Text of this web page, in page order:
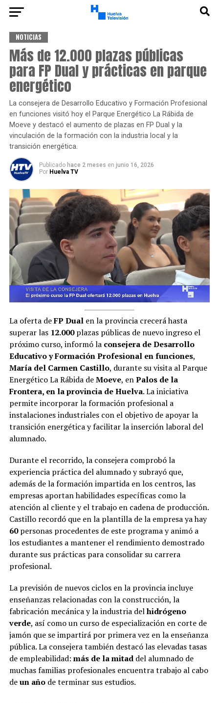
NOTICIAS
Más de 12.000 plazas públicas
para FP Dual y prácticas en parque
energético
La consejera de Desarrollo Educativo y Formación Profesional
en funciones visitó hoy el Parque Energético La Rábida de
Moeve y destacó el aumento de plazas en FP Dual y la
vinculación de la formación con la industria local y la
transición energética.
Publicado hace 2 meses en junio 16, 2026
Por Huelva TV
La oferta deFP Dualen la provincia crecerá hasta
superar las 12.000plazas públicas de nuevo ingreso el
próximo curso, informó la consejera de Desarrollo
Educativo y Formación Profesional en funciones,
María del Carmen Castillo, durante su visita al Parque
Energético La Rábida deMoeve, enPalos de la
Frontera, en la provincia de Huelva. La iniciativa
permite incorporar la formación profesional a
instalaciones industriales con el objetivo de apoyar la
transición energética y facilitar la inserción laboral del
alumnado.
Durante el recorrido, la consejera comprobó la
experiencia práctica del alumnado y subrayó que,
además de la formación impartida en los centros, las
empresas aportan habilidades específicas como la
atención al cliente y el trabajo en cadena de producción.
Castillo recordó que en la plantilla de la empresa ya hay
60personas procedentes de este programa y animó a
los estudiantes a mantener el rendimiento demostrado
durante sus prácticas para consolidar su carrera
profesional.
La previsión de nuevos ciclos en la provincia incluye
enseñanzas relacionadas con la construcción, la
fabricación mecánica y la industria delhidrógeno
verde, así como un curso de especialización en corte de
jamón que se impartirá por primera vez en la enseñanza
pública. La consejera también destacó las elevadas tasas
de empleabilidad: más de la mitaddel alumnado de
muchas familias profesionales encuentra trabajo al cabo
deun añode terminar sus estudios.